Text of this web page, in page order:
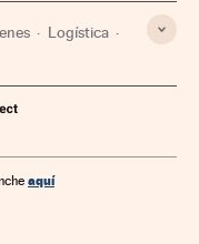
Logística
aquí